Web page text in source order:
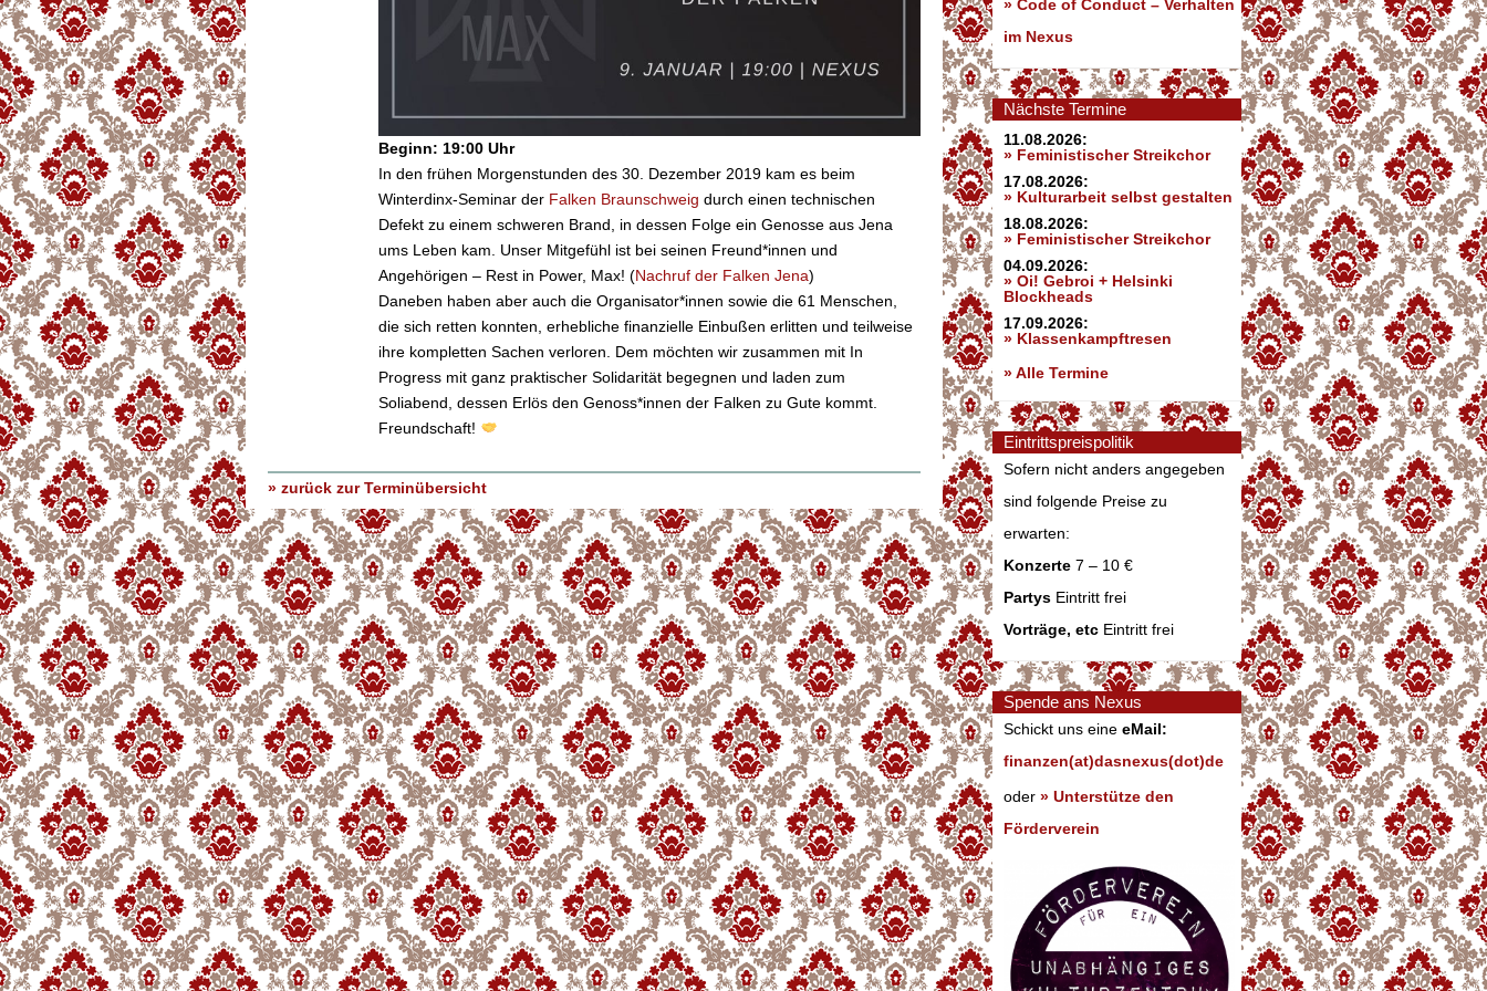
Beginn: 19:00 Uhr
In den frühen Morgenstunden des 30. Dezember 2019 kam es beim
Winterdinx-Seminar der Falken Braunschweig durch einen technischen
Defekt zu einem schweren Brand, in dessen Folge ein Genosse aus Jena
ums Leben kam. Unser Mitgefühl ist bei seinen Freund*innen und
Angehörigen – Rest in Power, Max! (Nachruf der Falken Jena)
Daneben haben aber auch die Organisator*innen sowie die 61 Menschen,
die sich retten konnten, erhebliche finanzielle Einbußen erlitten und teilweise
ihre kompletten Sachen verloren. Dem möchten wir zusammen mit In
Progress mit ganz praktischer Solidarität begegnen und laden zum
Soliabend, dessen Erlös den Genoss*innen der Falken zu Gute kommt.
Freundschaft!
» zurück zur Terminübersicht
» Code of Conduct – Verhalten
im Nexus
Nächste Termine
11.08.2026:
» Feministischer Streikchor
17.08.2026:
» Kulturarbeit selbst gestalten
18.08.2026:
» Feministischer Streikchor
04.09.2026:
» Oi! Gebroi + Helsinki
Blockheads
17.09.2026:
» Klassenkampftresen
» Alle Termine
Eintrittspreispolitik
Sofern nicht anders angegeben
sind folgende Preise zu
erwarten:
Konzerte 7 – 10 €
Partys Eintritt frei
Vorträge, etc Eintritt frei
Spende ans Nexus
Schickt uns eine eMail:
finanzen(at)dasnexus(dot)de
oder » Unterstütze den
Förderverein